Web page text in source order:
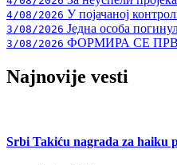
4/08/2026 У појачаној
3/08/2026 Једна особа
3/08/2026 ФОРМИРА СЕ
Najnovije vesti
Srbi Takiću nagrada za haiku